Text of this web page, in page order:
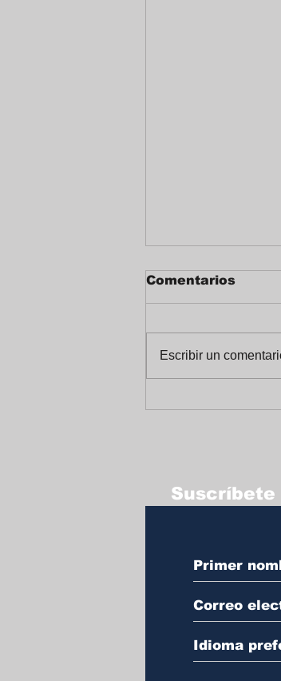
Comentarios
Escribir un